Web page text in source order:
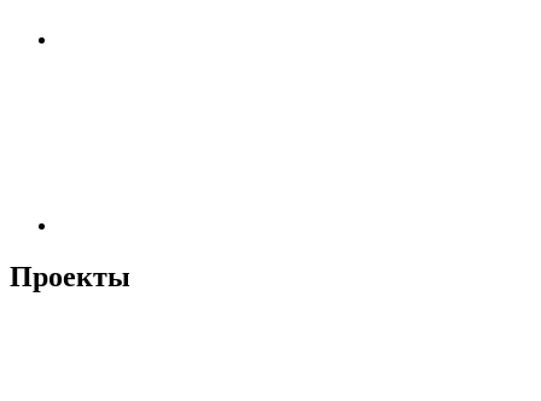
Проекты